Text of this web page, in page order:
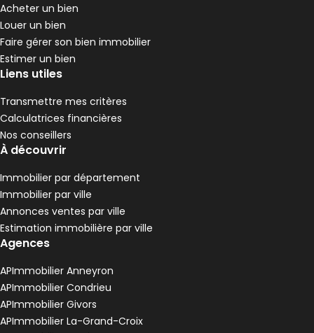
Acheter un bien
Louer un bien
Faire gérer son bien immobilier
Estimer un bien
Liens utiles
Transmettre mes critères
Calculatrices financières
Nos conseillers
À découvrir
Immobilier par département
Immobilier par ville
Annonces ventes par ville
Estimation immobilière par ville
Agences
APImmobilier Anneyron
APImmobilier Condrieu
APImmobilier Givors
APImmobilier La-Grand-Croix